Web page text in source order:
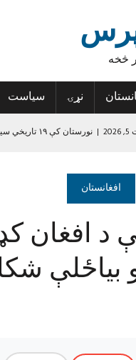
څخه
نړۍ سیاست
| نورستان کې ۱۹ تاریخي سیمې او اثار ثبت شوي
کونړ کې ۳۶ زلزله‌ځپلو کورنیو ته نوي جوړ شوي کورونه وسپارل شول
کې د ورکې شوې ۱۹ کسیزې ډلې د پاتې ۱۴ غړو مړي هم وموندل شول
کې د راستنېدونکو د ننګونو او
داعش واقعیت
افغانستان
د افغان
بیاځلې